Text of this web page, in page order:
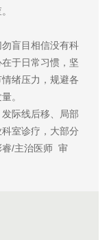
盲目相信没有科
于日常习惯，坚
绪压力，规避各
。
际线后移、局部
室诊疗，大部分
睿/主治医师 审